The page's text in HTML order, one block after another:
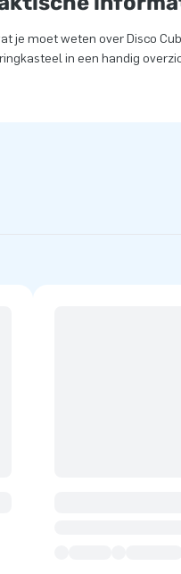
je moet weten over Disco
in een handig